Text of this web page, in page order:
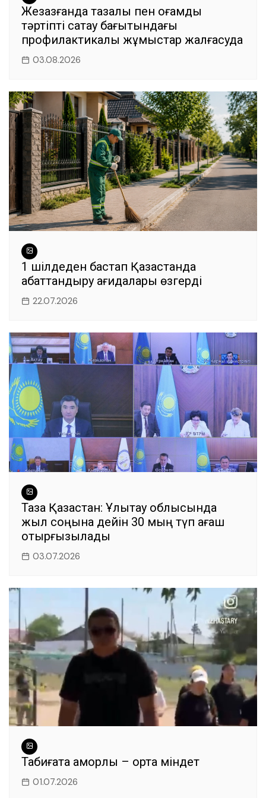
Жезқазғанда тазалық пен қоғамдық
тәртіпті сақтау бағытындағы
профилактикалық жұмыстар жалғасуда
03.08.2026
1 шілдеден бастап Қазақстанда
абаттандыру қағидалары өзгерді
22.07.2026
Таза Қазақстан: Ұлытау облысында
жыл соңына дейін 30 мың түп ағаш
отырғызылады
03.07.2026
Табиғатқа қамқорлық – ортақ міндет
01.07.2026